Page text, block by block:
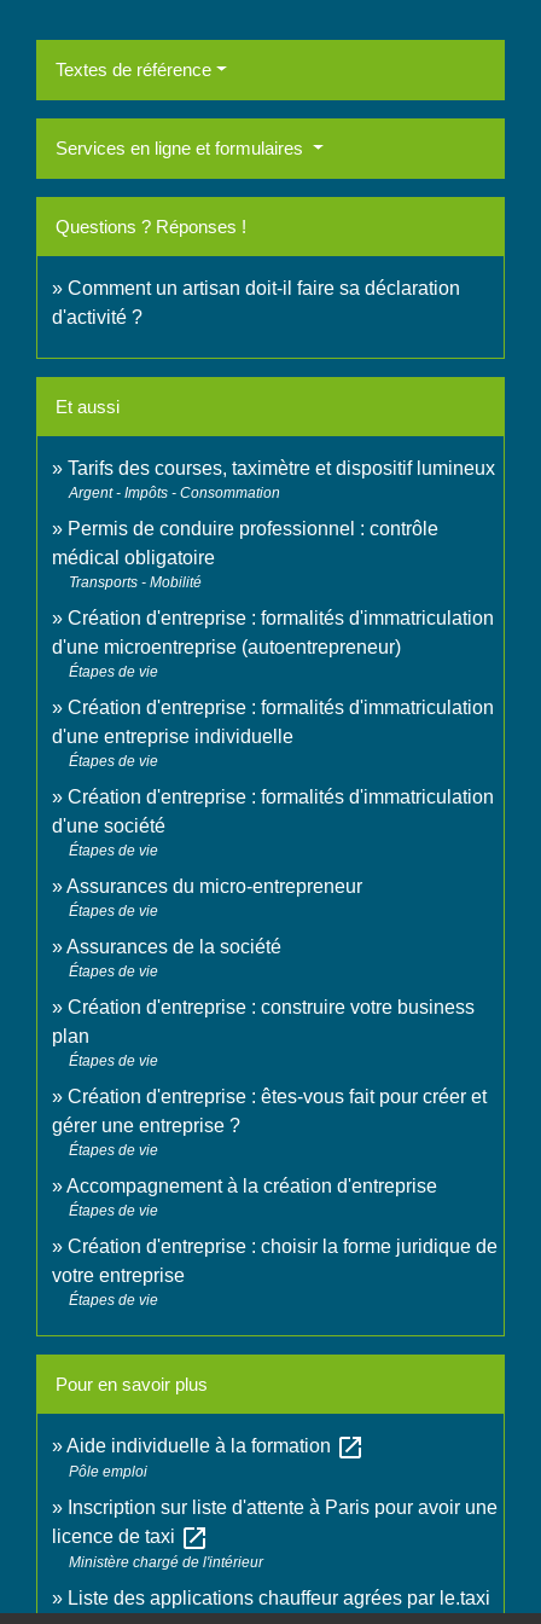
Textes de référence
Services en ligne et formulaires
Questions ? Réponses !
Comment un artisan doit-il faire sa déclaration
d'activité ?
Et aussi
Tarifs des courses, taximètre et dispositif lumineux
Argent - Impôts - Consommation
Permis de conduire professionnel : contrôle
médical obligatoire
Transports - Mobilité
Création d'entreprise : formalités d'immatriculation
d'une microentreprise (autoentrepreneur)
Étapes de vie
Création d'entreprise : formalités d'immatriculation
d'une entreprise individuelle
Étapes de vie
Création d'entreprise : formalités d'immatriculation
d'une société
Étapes de vie
Assurances du micro-entrepreneur
Étapes de vie
Assurances de la société
Étapes de vie
Création d'entreprise : construire votre business
plan
Étapes de vie
Création d'entreprise : êtes-vous fait pour créer et
gérer une entreprise ?
Étapes de vie
Accompagnement à la création d'entreprise
Étapes de vie
Création d'entreprise : choisir la forme juridique de
votre entreprise
Étapes de vie
Pour en savoir plus
Aide individuelle à la formation open_in_new
Pôle emploi
Inscription sur liste d'attente à Paris pour avoir une
licence de taxi open_in_new
Ministère chargé de l'intérieur
Liste des applications chauffeur agrées par le.taxi